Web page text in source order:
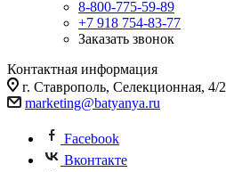
8-800-775-59-89
+7 918 754-83-77
Заказать звонок
Контактная информация
г. Ставрополь, Селекционная, 4/2
marketing@batyanya.ru
Facebook
Вконтакте